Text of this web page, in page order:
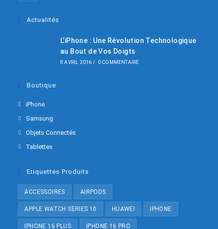
Actualités
L’iPhone : Une Révolution Technologique
au Bout de Vos Doigts
8 AVRIL 2016 / 0 COMMENTAIRE
Boutique
iPhone
Samsung
Objets Connectés
Tablettes
Etiquettes Produits
ACCESSOIRES AIRPODS
APPLE WATCH SERIES 10 HUAWEI IPHONE
IPHONE 16 PLUS IPHONE 16 PRO